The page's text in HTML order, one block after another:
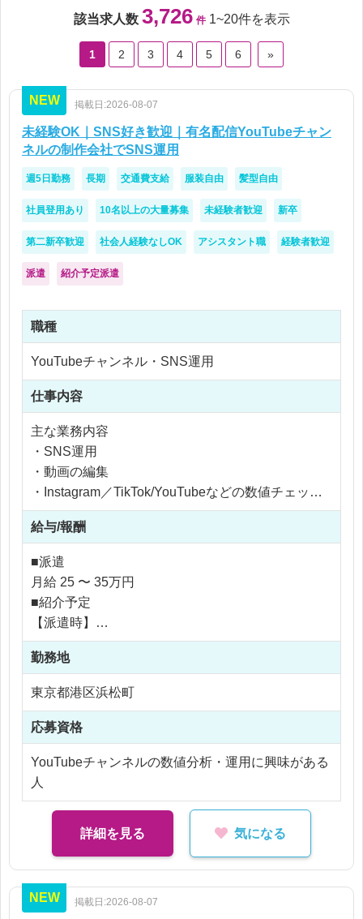
該当求人数 3,726 件 1~20件を表示
1 2 3 4 5 6 »
NEW 掲載日:2026-08-07
未経験OK｜SNS好き歓迎｜有名配信YouTubeチャン
ネルの制作会社でSNS運用
週5日勤務 長期 交通費支給 服装自由 髪型自由
社員登用あり 10名以上の大量募集 未経験者歓迎 新卒
第二新卒歓迎 社会人経験なしOK アシスタント職 経験者歓迎
派遣 紹介予定派遣
職種
YouTubeチャンネル・SNS運用
仕事内容
主な業務内容
・SNS運用
・動画の編集
・Instagram／TikTok/YouTubeなどの数値チェック
・投稿の反応データ集計
・改善案の作成
給与/報酬
■派遣
月給 25 〜 35万円
■紹介予定
【派遣時】
月給 30 〜 50万円
【社員化時】
年収 400 〜 600万円
※応相談
※ご経験により優遇
※交通費支給
※45時間分の残業代含む（超過分は別途支給）
勤務地
東京都港区浜松町
応募資格
YouTubeチャンネルの数値分析・運用に興味がある
人
詳細を見る 気になる
NEW 掲載日:2026-08-07